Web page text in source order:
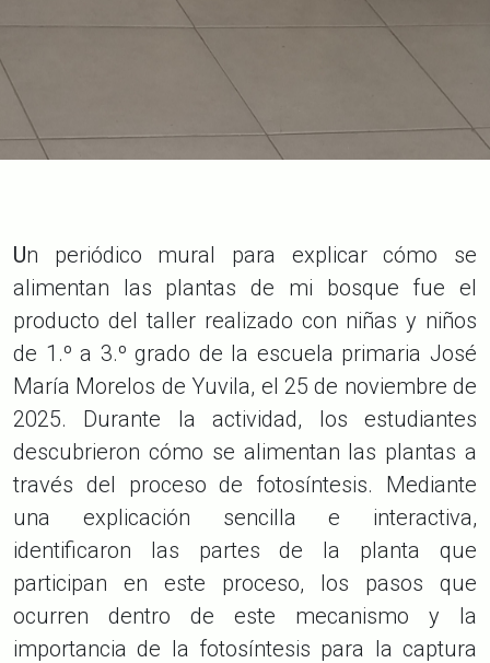
Un periódico mural para explicar cómo se
alimentan las plantas de mi bosque fue el
producto del taller realizado con niñas y niños
de 1.º a 3.º grado de la escuela primaria José
María Morelos de Yuvila, el 25 de noviembre de
2025. Durante la actividad, los estudiantes
descubrieron cómo se alimentan las plantas a
través del proceso de fotosíntesis. Mediante
una explicación sencilla e interactiva,
identificaron las partes de la planta que
participan en este proceso, los pasos que
ocurren dentro de este mecanismo y la
importancia de la fotosíntesis para la captura